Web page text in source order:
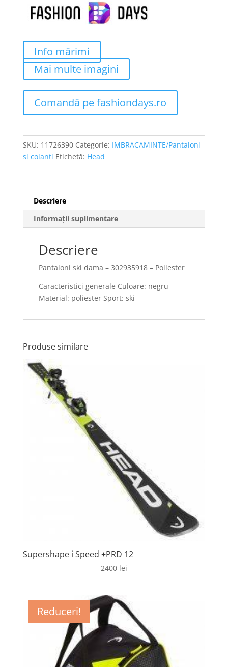
Info mărimi
Mai multe imagini
Comandă pe fashiondays.ro
SKU: 11726390 Categorie: IMBRACAMINTE/Pantaloni
si colanti Etichetă: Head
Descriere
Informații suplimentare
Descriere
Pantaloni ski dama – 302935918 – Poliester
Caracteristici generale Culoare: negru
Material: poliester Sport: ski
Produse similare
Supershape i Speed +PRD 12
2400 lei
Reduceri!